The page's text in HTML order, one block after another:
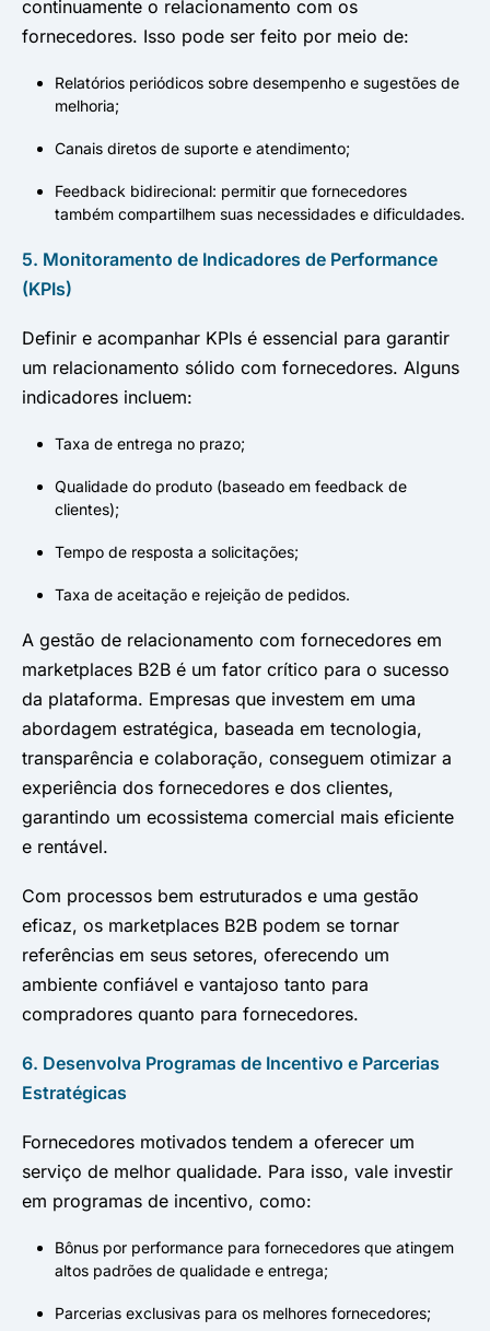
continuamente o relacionamento com os
fornecedores. Isso pode ser feito por meio de:
Relatórios periódicos sobre desempenho e sugestões de
melhoria;
Canais diretos de suporte e atendimento;
Feedback bidirecional: permitir que fornecedores
também compartilhem suas necessidades e dificuldades.
5. Monitoramento de Indicadores de Performance
(KPIs)
Definir e acompanhar KPIs é essencial para garantir
um relacionamento sólido com fornecedores. Alguns
indicadores incluem:
Taxa de entrega no prazo;
Qualidade do produto (baseado em feedback de
clientes);
Tempo de resposta a solicitações;
Taxa de aceitação e rejeição de pedidos.
A gestão de relacionamento com fornecedores em
marketplaces B2B é um fator crítico para o sucesso
da plataforma. Empresas que investem em uma
abordagem estratégica, baseada em tecnologia,
transparência e colaboração, conseguem otimizar a
experiência dos fornecedores e dos clientes,
garantindo um ecossistema comercial mais eficiente
e rentável.
Com processos bem estruturados e uma gestão
eficaz, os marketplaces B2B podem se tornar
referências em seus setores, oferecendo um
ambiente confiável e vantajoso tanto para
compradores quanto para fornecedores.
6. Desenvolva Programas de Incentivo e Parcerias
Estratégicas
Fornecedores motivados tendem a oferecer um
serviço de melhor qualidade. Para isso, vale investir
em programas de incentivo, como:
Bônus por performance para fornecedores que atingem
altos padrões de qualidade e entrega;
Parcerias exclusivas para os melhores fornecedores;